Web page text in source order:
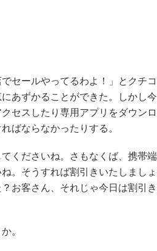
セールやってるわよ！」とクチ
あずかることができた。しかし
セスしたり専用アプリをダウン
ばならなかったりする。
くださいね。さもなくば、携帯
。そうすれば割引きいたしまし
お客さん、それじゃ今日は割引
。